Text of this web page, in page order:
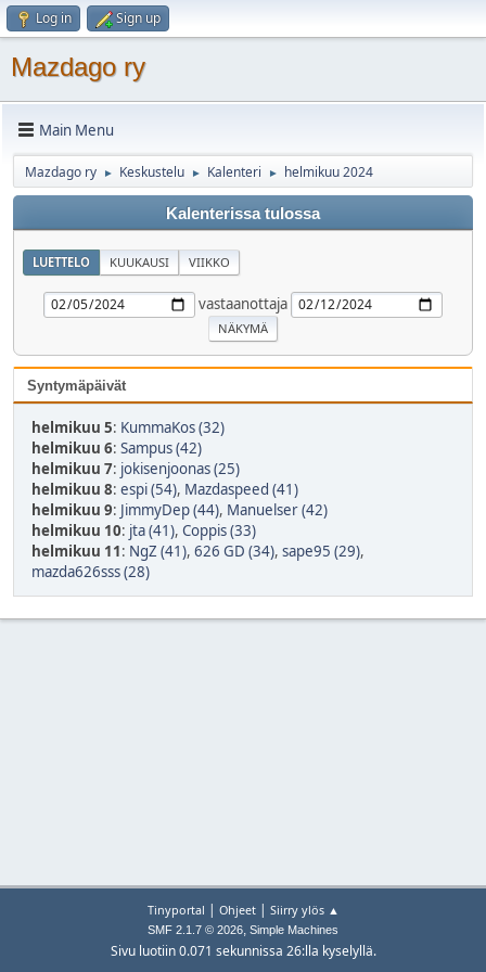
Log in Sign up
Mazdago ry
Main Menu
Mazdago ry ► Keskustelu ► Kalenteri ► helmikuu 2024
Kalenterissa tulossa
LUETTELO KUUKAUSI VIIKKO
vastaanottaja
Syntymäpäivät
helmikuu 5: KummaKos (32)
helmikuu 6: Sampus (42)
helmikuu 7: jokisenjoonas (25)
helmikuu 8: espi (54), Mazdaspeed (41)
helmikuu 9: JimmyDep (44), Manuelser (42)
helmikuu 10: jta (41), Coppis (33)
helmikuu 11: NgZ (41), 626 GD (34), sape95 (29),
mazda626sss (28)
Tinyportal | Ohjeet| Siirry ylös ▲
SMF 2.1.7 © 2026, Simple Machines
Sivu luotiin 0.071 sekunnissa 26:lla kyselyllä.